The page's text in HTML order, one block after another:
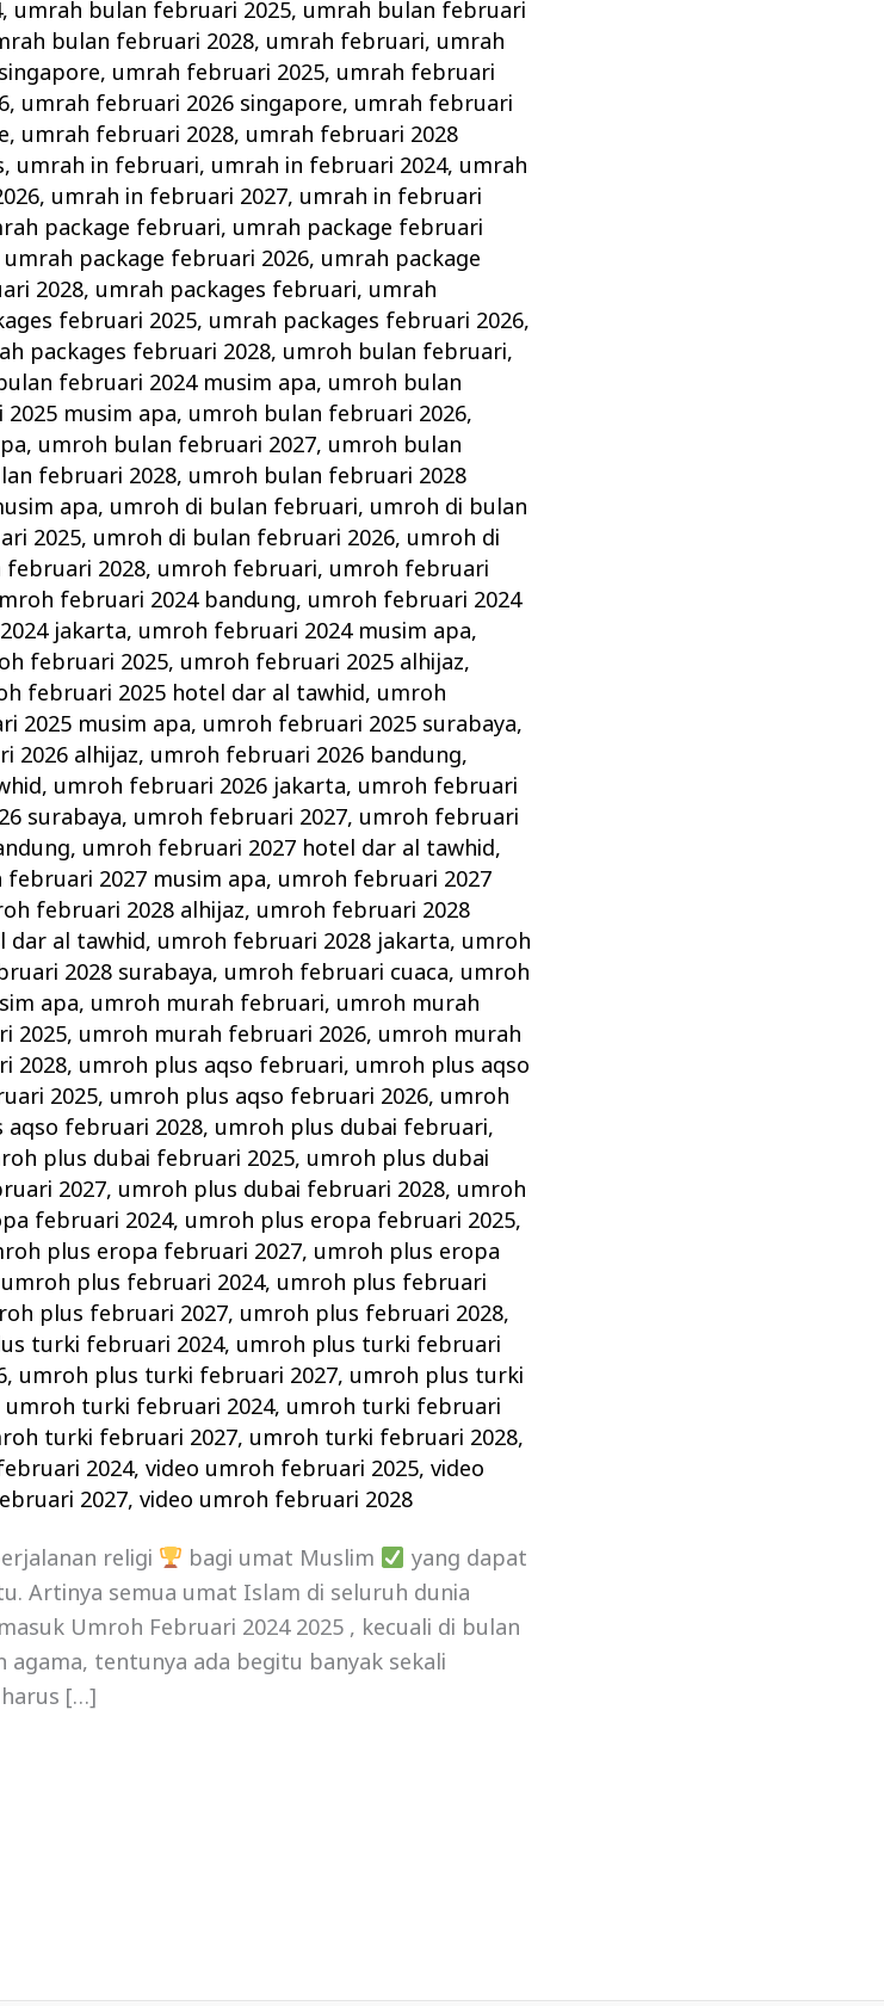
, umrah bulan februari 2025, umrah bulan februari
bulan februari 2028, umrah februari, umrah
, umrah februari 2025, umrah februari
, umrah februari 2026 singapore, umrah februari
, umrah februari 2028, umrah februari 2028
, umrah in februari, umrah in februari 2024, umrah
, umrah in februari 2027, umrah in februari
package februari, umrah package februari
umrah package februari 2026, umrah package
2028, umrah packages februari, umrah
februari 2025, umrah packages februari 2026,
packages februari 2028, umroh bulan februari,
februari 2024 musim apa, umroh bulan
musim apa, umroh bulan februari 2026,
, umroh bulan februari 2027, umroh bulan
februari 2028, umroh bulan februari 2028
apa, umroh di bulan februari, umroh di bulan
2025, umroh di bulan februari 2026, umroh di
2028, umroh februari, umroh februari
februari 2024 bandung, umroh februari 2024
jakarta, umroh februari 2024 musim apa,
februari 2025, umroh februari 2025 alhijaz,
februari 2025 hotel dar al tawhid, umroh
2025 musim apa, umroh februari 2025 surabaya,
2026 alhijaz, umroh februari 2026 bandung,
, umroh februari 2026 jakarta, umroh februari
surabaya, umroh februari 2027, umroh februari
, umroh februari 2027 hotel dar al tawhid,
februari 2027 musim apa, umroh februari 2027
februari 2028 alhijaz, umroh februari 2028
dar al tawhid, umroh februari 2028 jakarta, umroh
2028 surabaya, umroh februari cuaca, umroh
apa, umroh murah februari, umroh murah
2025, umroh murah februari 2026, umroh murah
2028, umroh plus aqso februari, umroh plus aqso
2025, umroh plus aqso februari 2026, umroh
aqso februari 2028, umroh plus dubai februari,
plus dubai februari 2025, umroh plus dubai
2027, umroh plus dubai februari 2028, umroh
februari 2024, umroh plus eropa februari 2025,
plus eropa februari 2027, umroh plus eropa
umroh plus februari 2024, umroh plus februari
plus februari 2027, umroh plus februari 2028,
turki februari 2024, umroh plus turki februari
, umroh plus turki februari 2027, umroh plus turki
umroh turki februari 2024, umroh turki februari
turki februari 2027, umroh turki februari 2028,
2024,video umroh februari 2025,video
2027,video umroh februari 2028
religi bagi umat Muslim
yang dapat
Artinya semua umat Islam di seluruh dunia
Umroh Februari 2024 2025 , kecuali di bulan
agama, tentunya ada begitu banyak sekali
[…]